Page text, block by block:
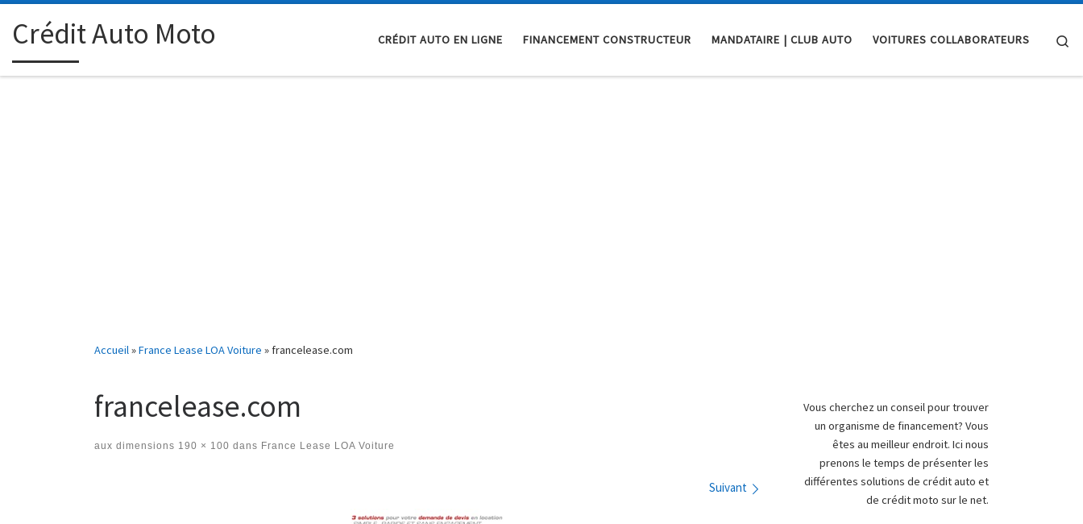
Passer au contenu
Crédit Auto Moto CRÉDIT AUTO EN LIGNE FINANCEMENT CONSTRUCTEUR MANDATAIRE | CLUB AUTO VOITURES COLLABORATEURS
Accueil»France Lease LOA Voiture »francelease.com
francelease.com
aux dimensions 190 × 100 dans France Lease LOA Voiture
Suivant
Vous cherchez un conseil pour trouver
un organisme de financement? Vous
êtes au meilleur endroit. Ici nous
prenons le temps de présenter les
différentes solutions de crédit auto et
de crédit moto sur le net.